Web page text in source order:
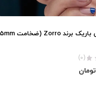
(0)
تومان